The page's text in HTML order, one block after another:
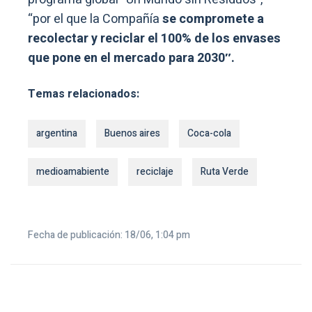
“por el que la Compañíase compromete a
recolectar y reciclar el 100% de los envases
que pone en el mercado para 2030″.
Temas relacionados:
argentina Buenos aires Coca-cola
medioamabiente reciclaje Ruta Verde
Fecha de publicación: 18/06, 1:04 pm